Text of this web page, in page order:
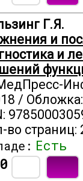
Г.Я.
и
и
/
во страниц:
Есть